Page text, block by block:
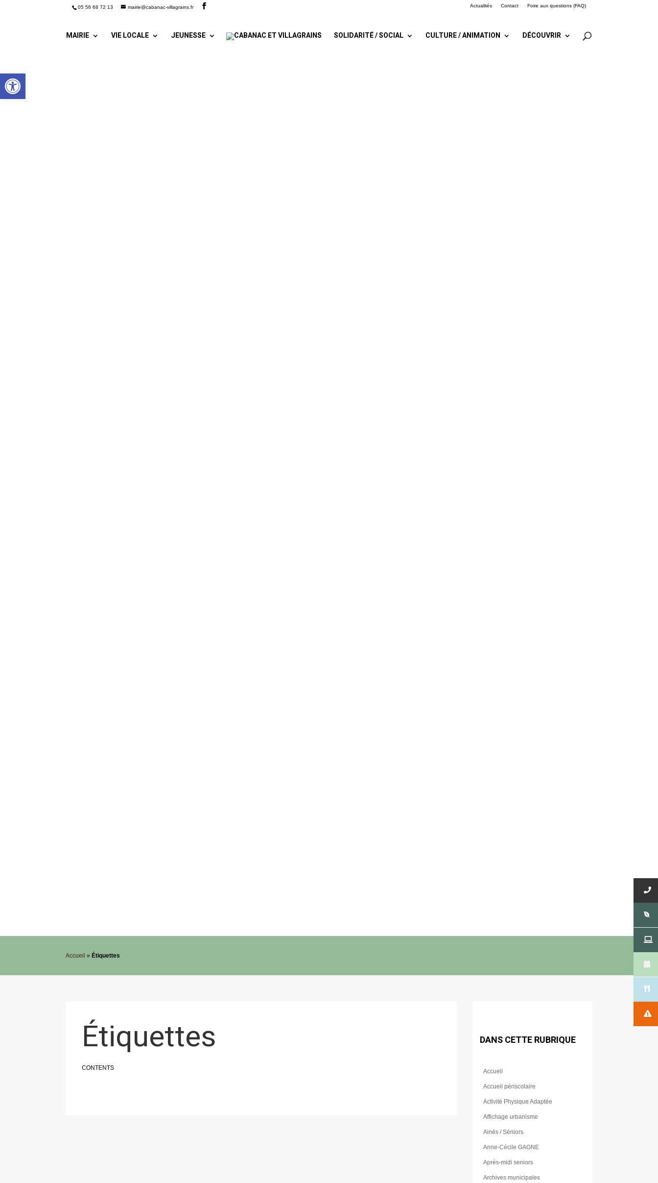
Ouvrir la barre d’outils
05 56 68 72 13 mairie@cabanac-villagrains.fr Actualités Contact Foire aux questions (FAQ)
MAIRIE VIE LOCALE JEUNESSE SOLIDARITÉ / SOCIAL CULTURE / ANIMATION DÉCOUVRIR
Accueil »Étiquettes
Étiquettes
CONTENTS
DANS CETTE RUBRIQUE
Accueil
Accueil périscolaire
Activité Physique Adaptée
Affichage urbanisme
Ainés / Séniors
Anne-Cécile GAGNE
Après-midi seniors
Archives municipales